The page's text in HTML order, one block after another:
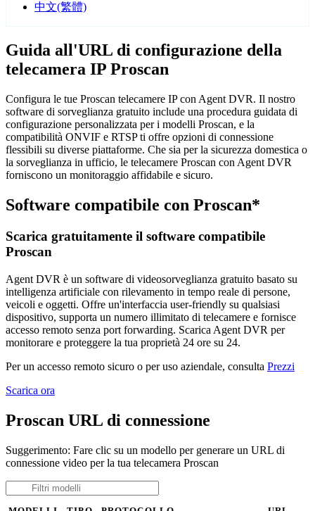
中文(繁體)
Guida all'URL di configurazione della
telecamera IP Proscan
Configura le tue Proscan telecamere IP con Agent DVR. Il nostro
software di sorveglianza gratuito include una procedura guidata di
configurazione personalizzata per i modelli Proscan, e la
compatibilità ONVIF e RTSP ti offre opzioni di connessione
flessibili su diverse piattaforme. Che sia per la sicurezza domestica o
la sorveglianza in ufficio, le telecamere Proscan con Agent DVR
forniscono un monitoraggio affidabile e sicuro.
Software compatibile con Proscan*
Scarica gratuitamente il software compatibile
Proscan
Agent DVR è un software di videosorveglianza gratuito basato su
intelligenza artificiale con rilevamento in tempo reale di persone,
veicoli e oggetti. Offre un'interfaccia user-friendly su qualsiasi
dispositivo, supporta un numero illimitato di telecamere e fornisce
accesso remoto senza port forwarding. Scarica Agent DVR per
monitorare e proteggere la tua proprietà 24 ore su 24.
Per un accesso remoto sicuro o per uso aziendale, consulta Prezzi
Scarica ora
Proscan URL di connessione
Suggerimento: Fare clic su un modello per generare un URL di
connessione video per la tua telecamera Proscan